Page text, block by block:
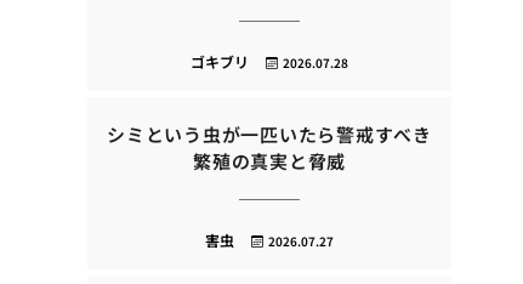
2026.07.28
ゴキブリ
シミという虫が一匹いたら警戒すべき
繁殖の真実と脅威
2026.07.27
害虫